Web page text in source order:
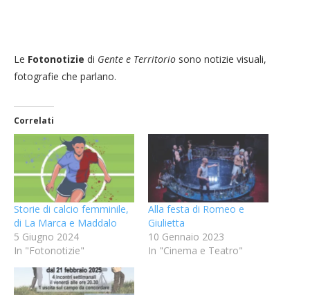
Le Fotonotizie di Gente e Territorio sono notizie visuali,
fotografie che parlano.
Correlati
Storie di calcio femminile,
di La Marca e Maddalo
5 Giugno 2024
In "Fotonotizie"
Alla festa di Romeo e
Giulietta
10 Gennaio 2023
In "Cinema e Teatro"